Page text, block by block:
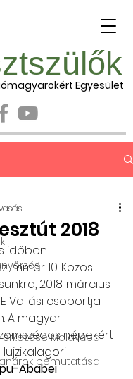
Egyesület
Moldvába
bemutatása
2018
időben
immár 10. Közös
2018. március
Vallási csoportja
A magyar
népekért
Ababei